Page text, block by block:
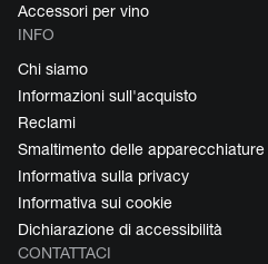
Accessori per vino
INFO
Chi siamo
Informazioni sull'acquisto
Reclami
Smaltimento delle
Informativa sulla privacy
Informativa sui cookie
Dichiarazione di accessibilità
CONTATTACI